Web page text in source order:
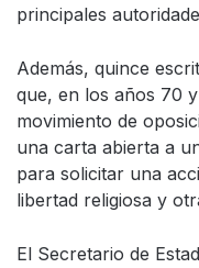
principales
Además, quince
que, en los años 70
movimiento de
una carta abierta a
para solicitar una
libertad religiosa y
El Secretario de